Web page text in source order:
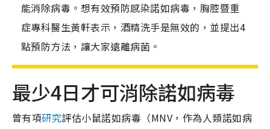
能消除病毒。想有效預防感染諾如病毒，胸腔暨重
症專科醫生黃軒表示，酒精洗手是無效的，並提出4
點預防方法，讓大家遠離病菌。
最少4日才可消除諾如病毒
曾有項研究評估小鼠諾如病毒（MNV，作為人類諾如病